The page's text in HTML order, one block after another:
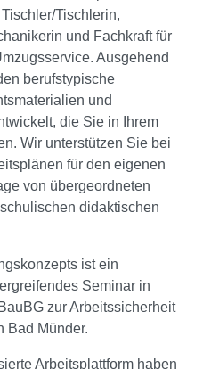
Tischlerin,
und Fachkraft für
Ausgehend
berufstypische
und
die Sie in Ihrem
Wir unterstützen Sie bei
für den eigenen
von übergeordneten
didaktischen
ist ein
Seminar in
zur Arbeitssicherheit
Bad Münder.
Arbeitsplattform haben